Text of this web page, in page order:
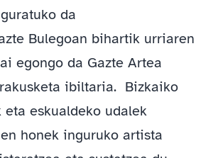
da
Bulegoan bihartik urriaren
egongo da Gazte Artea
ibiltaria. Bizkaiko
eta eskualdeko udalek
honek inguruko artista